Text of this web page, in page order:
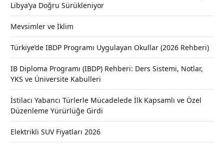
Libya’ya Doğru Sürükleniyor
Mevsimler ve İklim
Türkiye’de IBDP Programı Uygulayan Okullar (2026 Rehberi)
IB Diploma Programı (IBDP) Rehberi: Ders Sistemi, Notlar,
YKS ve Üniversite Kabulleri
İstilacı Yabancı Türlerle Mücadelede İlk Kapsamlı ve Özel
Düzenleme Yürürlüğe Girdi
Elektrikli SUV Fiyatları 2026